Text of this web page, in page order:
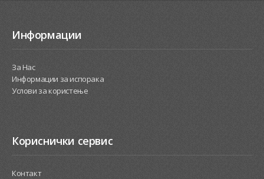
Информации
За Нас
Информации за испорака
Услови за користење
Кориснички сервис
Контакт